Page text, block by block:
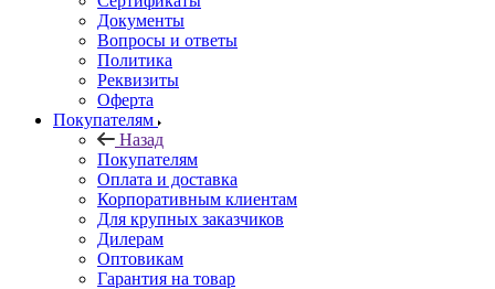
Документы
Вопросы и ответы
Политика
Реквизиты
Оферта
Покупателям
Назад
Покупателям
Оплата и доставка
Корпоративным клиентам
Для крупных заказчиков
Дилерам
Оптовикам
Гарантия на товар